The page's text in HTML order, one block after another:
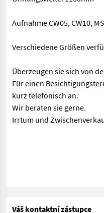
Aufnahme CW05, CW10,
Verschiedene Größen
Überzeugen sie sich von
Für einen
kurz telefonisch an.
Wir beraten sie gerne.
Irrtum und
Verkaufe neue Abbruch-
Váš kontaktní zástupce